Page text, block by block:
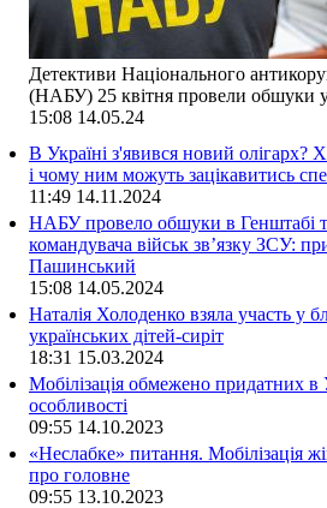
Детективи Національного
(НАБУ) 25 квітня провели обшуки
15:08 14.05.24
В Україні з'явився новий
і чому ним можуть зацікавитись
11:49 14.11.2024
НАБУ провело обшуки в Генштабі
командувача військ зв’язку ЗСУ:
Пашинський
15:08 14.05.2024
Наталія Холоденко взяла участь у
українських дітей-сиріт
18:31 15.03.2024
Мобілізація обмежено придатних в
особливості
09:55 14.10.2023
«Неслабке» питання. Мобілізація
про головне
09:55 13.10.2023